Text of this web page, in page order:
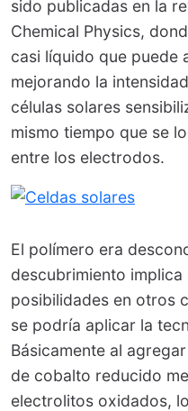
sido publicadas en la
Chemical Physics,
casi líquido que puede
mejorando la
células solares
mismo tiempo que se
entre los electrodos.
El polímero era
descubrimiento implica
posibilidades en otros
se podría aplicar la
Básicamente al
de cobalto reducido
electrolitos oxidados,